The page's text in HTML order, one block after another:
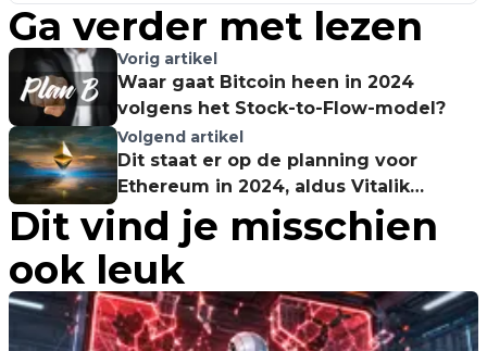
Ga verder met lezen
Vorig artikel
Waar gaat Bitcoin heen in 2024
volgens het Stock-to-Flow-model?
Volgend artikel
Dit staat er op de planning voor
Ethereum in 2024, aldus Vitalik
Buterin
Dit vind je misschien
ook leuk